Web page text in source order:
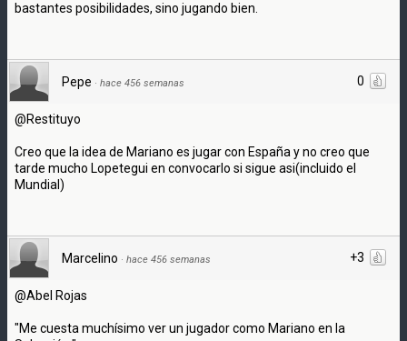
bastantes posibilidades, sino jugando bien.
0
Pepe · hace 456 semanas
@Restituyo
Creo que la idea de Mariano es jugar con España y no creo que
tarde mucho Lopetegui en convocarlo si sigue asi(incluido el
Mundial)
+3
Marcelino · hace 456 semanas
@Abel Rojas
"Me cuesta muchísimo ver un jugador como Mariano en la